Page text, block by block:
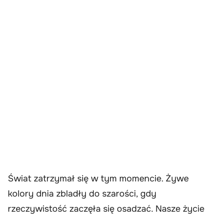
Świat zatrzymał się w tym momencie. Żywe
kolory dnia zbladły do szarości, gdy
rzeczywistość zaczęła się osadzać. Nasze życie